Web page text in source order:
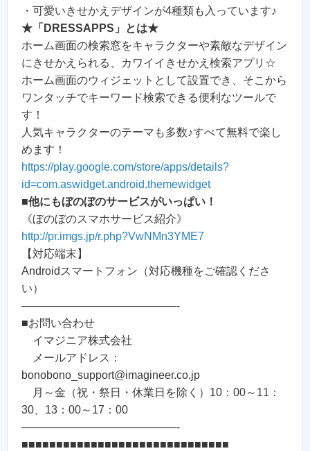
・可愛いきせかえデザインが4種類も入っています♪
★「DRESSAPPS」とは★
ホーム画面の検索窓をキャラクターや素敵なデザイン
にきせかえられる、カワイイきせかえ検索アプリ☆
ホーム画面のウィジェットとして設置でき、そこから
ワンタッチでキーワード検索できる便利なツールで
す！
人気キャラクターのテーマも多数♪すべて無料で楽し
めます！
https://play.google.com/store/apps/details?
id=com.aswidget.android.themewidget
■他にもぼのぼのサービスがいっぱい！
《ぼのぼのスマホサービス紹介》
http://pr.imgs.jp/r.php?VwNMn3YME7
【対応端末】
Androidスマートフォン（対応機種をご確認くださ
い）
——————————————-
■お問い合わせ
イマジニア株式会社
メールアドレス：
bonobono_support@imagineer.co.jp
月～金（祝・祭日・休業日を除く）10：00～11：
30、13：00～17：00
——————————————-
■■■■■■■■■■■■■■■■■■■■■■■■■■■■■■